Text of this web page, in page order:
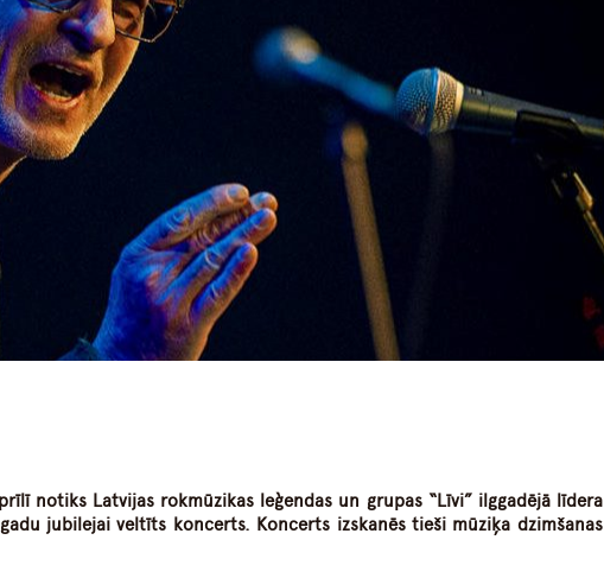
notiks Latvijas rokmūzikas leģendas un grupas “Līvi” ilggadējā līdera
jubilejai veltīts koncerts. Koncerts izskanēs tieši mūziķa dzimšanas